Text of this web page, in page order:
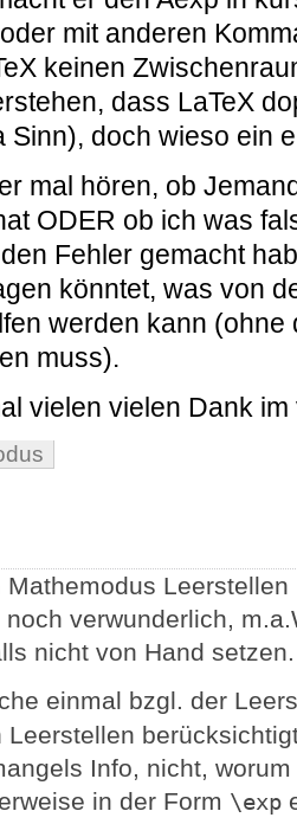
mit anderen
keinen
dass LaTeX
Sinn), doch wieso ein
mal hören, ob
ODER ob ich was
Fehler gemacht
könntet, was von
werden kann (ohne
muss).
vielen vielen Dank
Mathemodus
noch verwunderlich,
nicht von Hand setzen.
einmal bzgl. der
Leerstellen
Info, nicht,
in der Form \exp